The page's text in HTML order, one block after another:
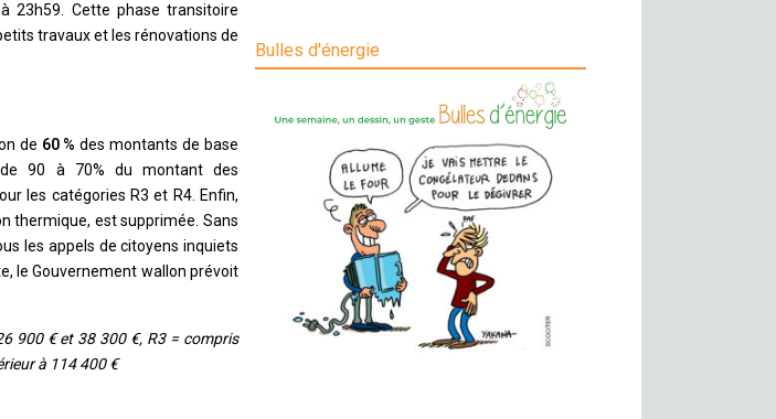
23h59. Cette phase transitoire
travaux et les rénovations de
de 60 % des montants de base
90 à 70% du montant des
les catégories R3 et R4. Enfin,
thermique, est supprimée. Sans
les appels de citoyens inquiets
le Gouvernement wallon prévoit
900 € et 38 300 €, R3 = compris
à 114 400 €
Bulles d'énergie